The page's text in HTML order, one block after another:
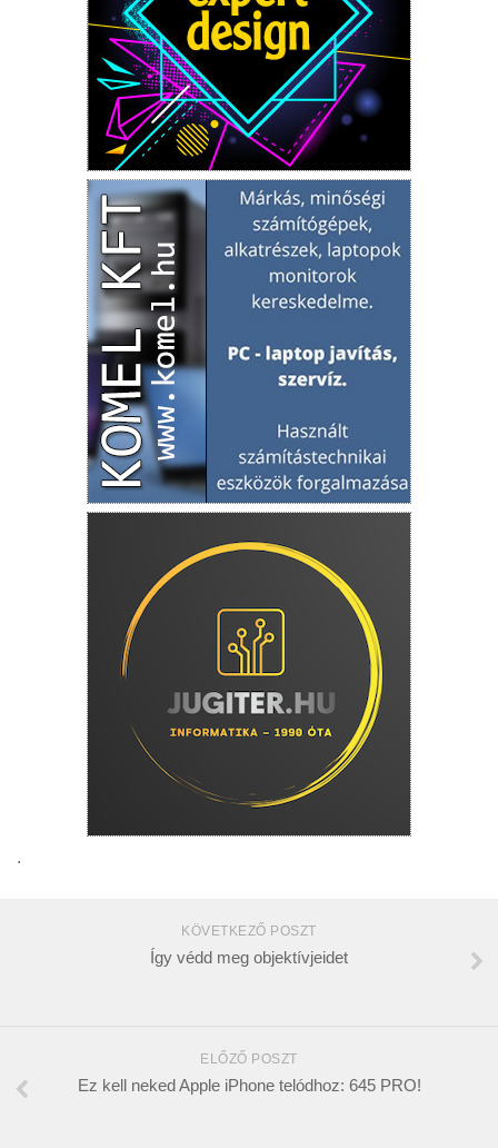
.
KÖVETKEZŐ POSZT
Így védd meg objektívjeidet
ELŐZŐ POSZT
Ez kell neked Apple iPhone telódhoz: 645 PRO!